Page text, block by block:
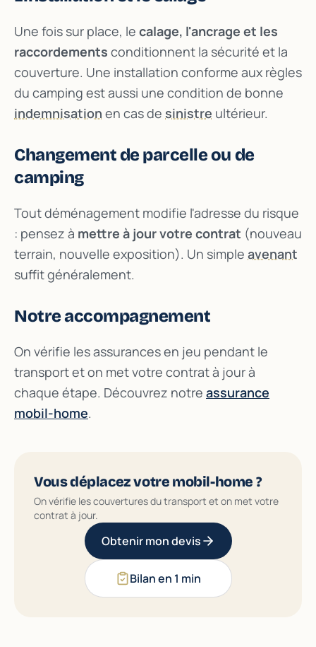
Une fois sur place, le calage, l'ancrage et les
raccordements conditionnent la sécurité et la
couverture. Une installation conforme aux règles
du camping est aussi une condition de bonne
indemnisation en cas de sinistre ultérieur.
Changement de parcelle ou de
camping
Tout déménagement modifie l'adresse du risque
: pensez à mettre à jour votre contrat (nouveau
terrain, nouvelle exposition). Un simple avenant
suffit généralement.
Notre accompagnement
On vérifie les assurances en jeu pendant le
transport et on met votre contrat à jour à
chaque étape. Découvrez notre assurance
mobil-home.
Vous déplacez votre mobil-home ?
On vérifie les couvertures du transport et on met votre
contrat à jour.
Obtenir mon devis
Bilan en 1 min